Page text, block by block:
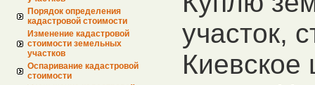
Порядок определения
кадастровой стоимости
Изменение кадастровой
стоимости земельных
участков
Оспаривание кадастровой
стоимости
участок,
Киевское